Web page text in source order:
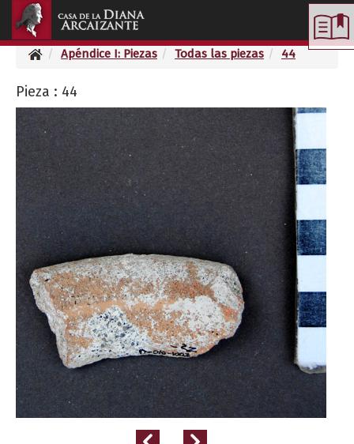
Apéndice I: Piezas Todas las piezas 44
Pieza : 44